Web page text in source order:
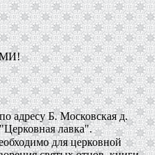
адресу Б. Московская д.
лавка".
для церковной